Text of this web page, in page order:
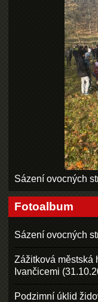
Sázení ovocných
Fotoalbum
Sázení ovocných
Zážitková městská
Ivančicemi
Podzimní úklid